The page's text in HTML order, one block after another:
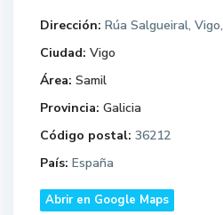
Dirección: Rúa Salgueiral, Vigo,
Ciudad: Vigo
Área: Samil
Provincia: Galicia
Código postal: 36212
País: España
Abrir en Google Maps